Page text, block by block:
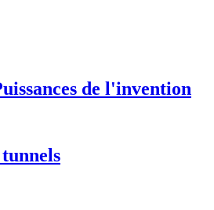
de l'invention